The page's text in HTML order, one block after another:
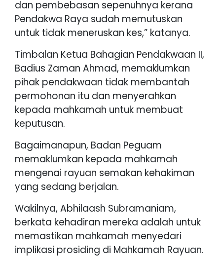
dan pembebasan sepenuhnya kerana
Pendakwa Raya sudah memutuskan
untuk tidak meneruskan kes,” katanya.
Timbalan Ketua Bahagian Pendakwaan II,
Badius Zaman Ahmad, memaklumkan
pihak pendakwaan tidak membantah
permohonan itu dan menyerahkan
kepada mahkamah untuk membuat
keputusan.
Bagaimanapun, Badan Peguam
memaklumkan kepada mahkamah
mengenai rayuan semakan kehakiman
yang sedang berjalan.
Wakilnya, Abhilaash Subramaniam,
berkata kehadiran mereka adalah untuk
memastikan mahkamah menyedari
implikasi prosiding di Mahkamah Rayuan.